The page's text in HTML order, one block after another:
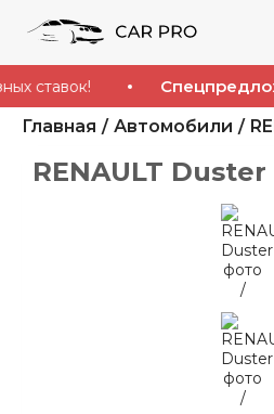
Главная Автомобили
RENAULT